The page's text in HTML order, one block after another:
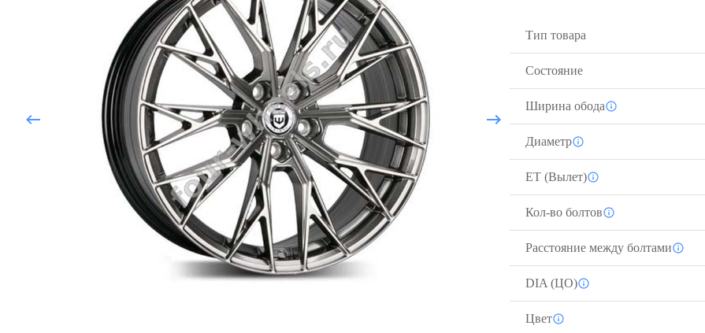
Тип товара
Состояние
Ширина обода
Диаметр
ЕТ (Вылет)
Кол-во болтов
Расстояние между болтами
DIA (ЦО)
Цвет